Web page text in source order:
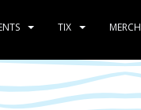
TIX MERCH